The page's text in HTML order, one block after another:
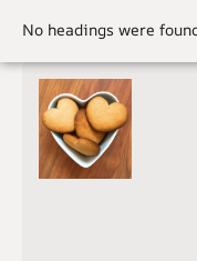
No headings were